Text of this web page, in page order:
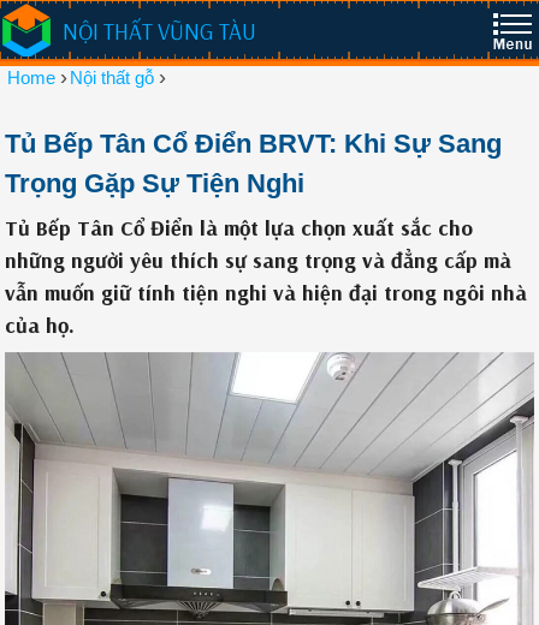
NỘI THẤT VŨNG TÀU
Home ›Nội thất gỗ ›
Tủ Bếp Tân Cổ Điển BRVT: Khi Sự Sang
Trọng Gặp Sự Tiện Nghi
Tủ Bếp Tân Cổ Điển là một lựa chọn xuất sắc cho
những người yêu thích sự sang trọng và đẳng cấp mà
vẫn muốn giữ tính tiện nghi và hiện đại trong ngôi nhà
của họ.